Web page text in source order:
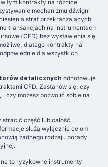
tym kontrakty na różnice
mechanizmu dźwigni
strat przekraczających
transakcjach na instrumentach
(CFD) bez wystawienia się
dlatego kontrakty na
dla wszystkich
detalicznych odnotowuje
CFD. Zastanów się, czy
czy możesz pozwolić sobie na
część lub całość
służą wyłącznie celom
żadnego rodzaju porady
to ryzykowne instrumenty